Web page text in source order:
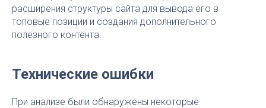
расширения структуры сайта для вывода его в
топовые позиции и создания дополнительного
полезного контента.
Технические ошибки
При анализе были обнаружены некоторые